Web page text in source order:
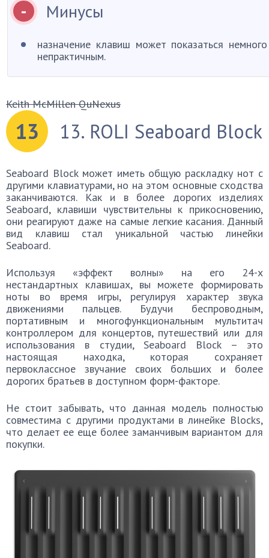
Минусы
назначение клавиш может показаться немного
непрактичным.
Keith McMillen QuNexus
13 13. ROLI Seaboard Block
Seaboard Block может иметь общую раскладку нот с
другими клавиатурами, но на этом основные сходства
заканчиваются. Как и в более дорогих изделиях
Seaboard, клавиши чувствительны к прикосновению,
они реагируют даже на самые легкие касания. Данный
вид клавиш стал уникальной частью линейки
Seaboard.
Используя «эффект волны» на его 24-х
нестандартных клавишах, вы можете формировать
ноты во время игры, регулируя характер звука
движениями пальцев. Будучи беспроводным,
портативным и многофункциональным мультитач
контроллером для концертов, путешествий или для
использования в студии, Seaboard Block – это
настоящая находка, которая сохраняет
первоклассное звучание своих больших и более
дорогих братьев в доступном форм-факторе.
Не стоит забывать, что данная модель полностью
совместима с другими продуктами в линейке Blocks,
что делает ее еще более заманчивым вариантом для
покупки.